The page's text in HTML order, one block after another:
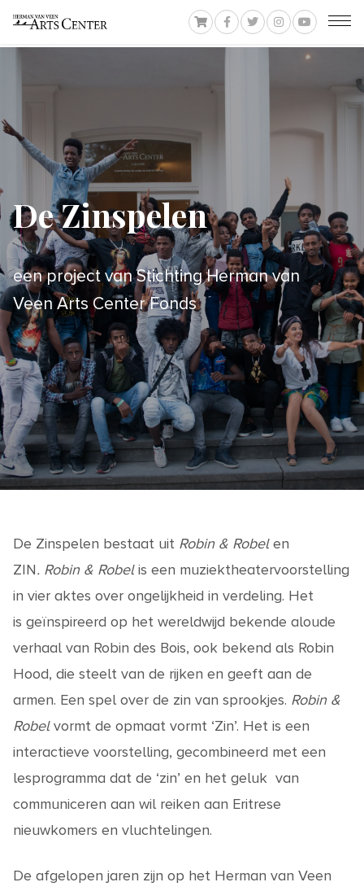
De Zinspelen
een project van Stichting Herman van
Veen Arts Center Fonds
De Zinspelen bestaat uit Robin & Robelen
ZIN. Robin & Robelis een muziektheatervoorstelling
in vier aktes over ongelijkheid in verdeling. Het
is geïnspireerd op het wereldwijd bekende aloude
verhaal van Robin des Bois, ook bekend als Robin
Hood, die steelt van de rijken en geeft aan de
armen. Een spel over de zin van sprookjes. Robin &
Robelvormt de opmaat vormt ‘Zin’. Het is een
interactieve voorstelling, gecombineerd met een
lesprogramma dat de ‘zin’ en het geluk van
communiceren aan wil reiken aan Eritrese
nieuwkomers en vluchtelingen.
De afgelopen jaren zijn op het Herman van Veen